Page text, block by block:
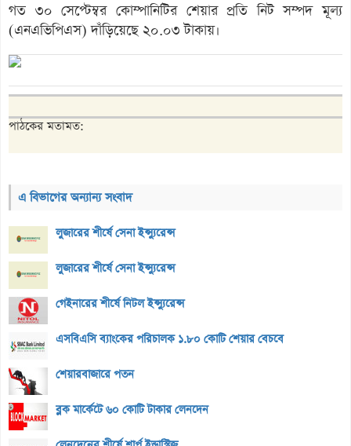
গত ৩০ সেপ্টেম্বর কোম্পানিটির শেয়ার প্রতি নিট সম্পদ মূল্য
(এনএভিপিএস) দাঁড়িয়েছে ২০.০৩ টাকায়।
পাঠকের মতামত:
এ বিভাগের অন্যান্য সংবাদ
লুজারের শীর্ষে সেনা ইন্স্যুরেন্স
লুজারের শীর্ষে সেনা ইন্স্যুরেন্স
গেইনারের শীর্ষে নিটল ইন্স্যুরেন্স
এসবিএসি ব্যাংকের পরিচালক ১.৮০ কোটি শেয়ার বেচবে
শেয়ারবাজারে পতন
ব্লক মার্কেটে ৬০ কোটি টাকার লেনদেন